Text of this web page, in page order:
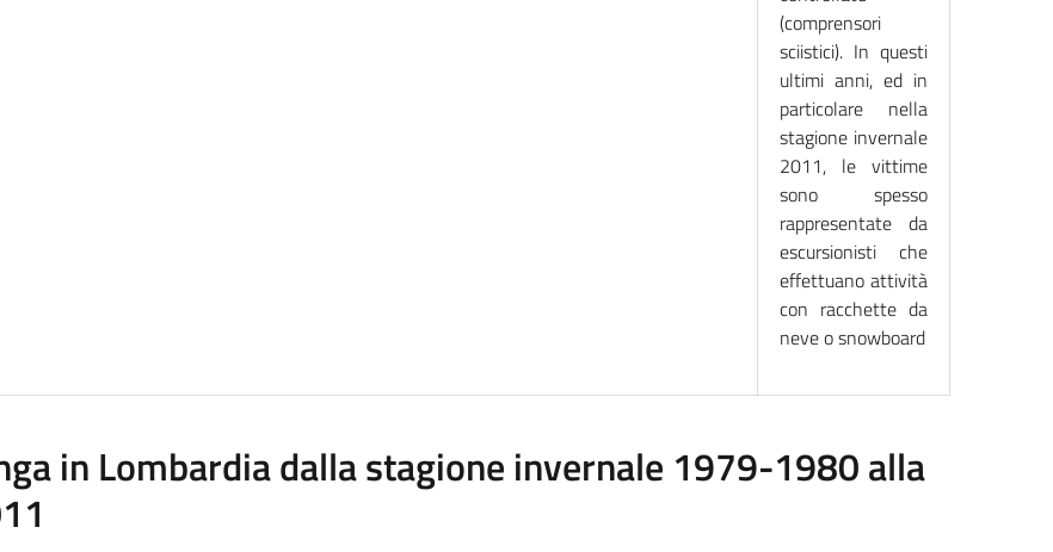
(comprensori
sciistici). In questi
ultimi anni, ed in
particolare nella
stagione invernale
2011, le vittime
sono spesso
rappresentate da
escursionisti che
effettuano attività
con racchette da
neve o snowboard
in Lombardia dalla stagione invernale 1979-1980 alla